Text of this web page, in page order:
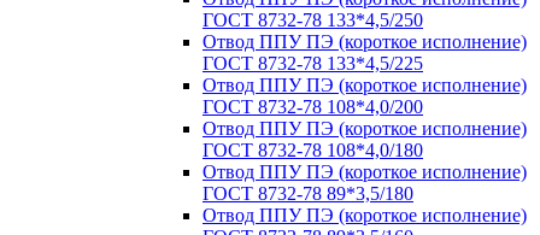
ГОСТ 8732-78 133*4,5/250
Отвод ППУ ПЭ (короткое исполнение)
ГОСТ 8732-78 133*4,5/225
Отвод ППУ ПЭ (короткое исполнение)
ГОСТ 8732-78 108*4,0/200
Отвод ППУ ПЭ (короткое исполнение)
ГОСТ 8732-78 108*4,0/180
Отвод ППУ ПЭ (короткое исполнение)
ГОСТ 8732-78 89*3,5/180
Отвод ППУ ПЭ (короткое исполнение)